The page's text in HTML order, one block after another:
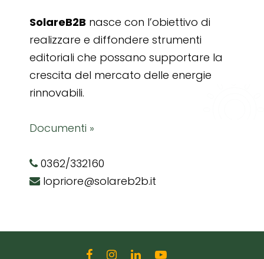
SolareB2B nasce con l’obiettivo di
realizzare e diffondere strumenti
editoriali che possano supportare la
crescita del mercato delle energie
rinnovabili.
Documenti »
0362/332160
lopriore@solareb2b.it